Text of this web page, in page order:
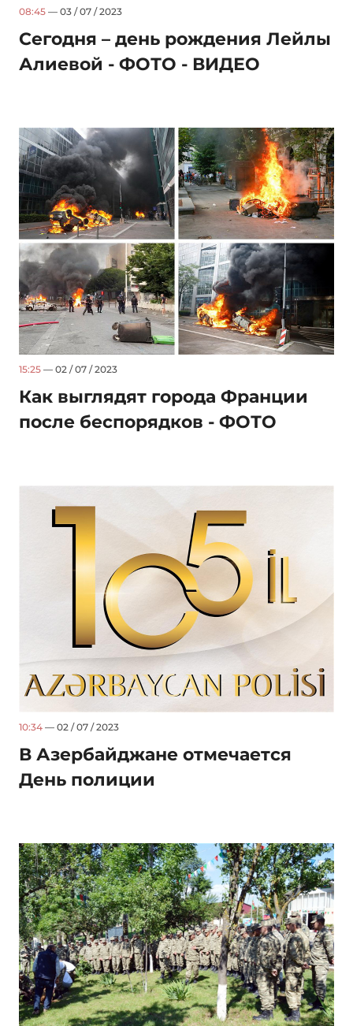
08:45 — 03 / 07 / 2023
Сегодня – день рождения Лейлы
Алиевой - ФОТО - ВИДЕО
15:25 — 02 / 07 / 2023
Как выглядят города Франции
после беспорядков - ФОТО
10:34 — 02 / 07 / 2023
В Азербайджане отмечается
День полиции